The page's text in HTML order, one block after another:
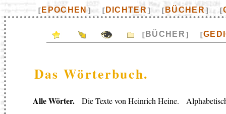
[ EPOCHEN ] [ DICHTER] [ BÜCHER] [
[ BÜCHER] [
Das Wörterbuch.
Alle Wörter. Die Texte von Heinrich Heine.